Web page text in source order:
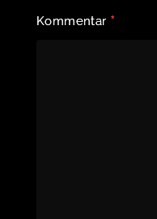
Kommentar *